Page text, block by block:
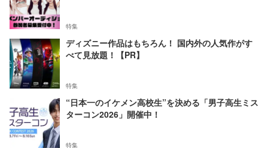
特集
ディズニー作品はもちろん！ 国内外の人気作がす
べて見放題！【PR】
特集
“日本一のイケメン高校生”を決める「男子高生ミス
ターコン2026」開催中！
特集